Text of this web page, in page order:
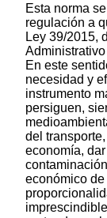
Esta norma
regulación a
Ley 39/2015,
En este
necesidad y
instrumento
persiguen,
del
economía,
económico